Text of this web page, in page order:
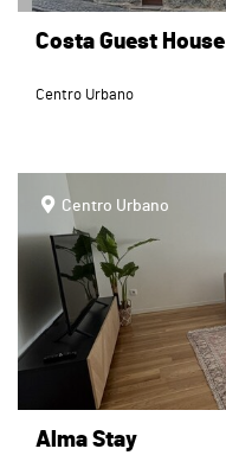
Costa Guest House
Centro Urbano
page
Centro Urbano
Alma Stay